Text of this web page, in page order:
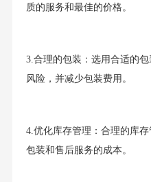
质的服务和最佳的价格。
3.合理的包装：选用合适的
风险，并减少包装费用。
4.优化库存管理：合理的库
包装和售后服务的成本。